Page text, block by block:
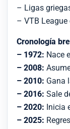
– Ligas
– VTB League
Cronología
– 1972: Nace
– 2008:
– 2010: Gana
– 2016: Sale
– 2020: Inicia
– 2025: